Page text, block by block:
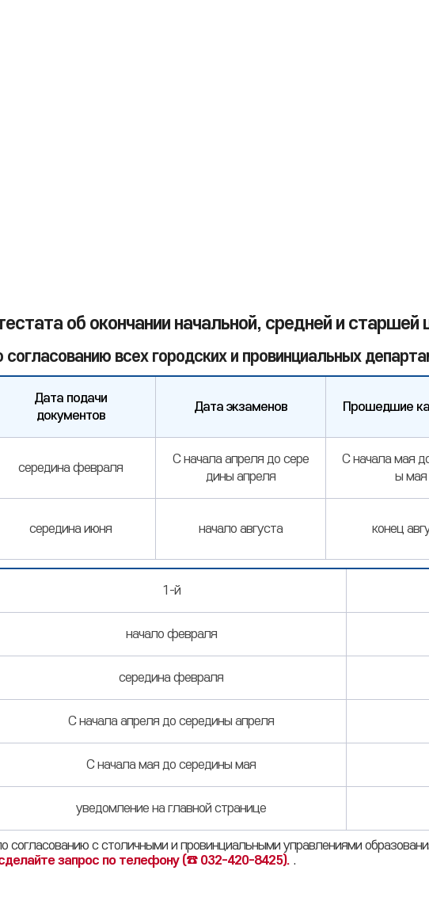
об окончании начальной, средней и
всех городских и провинциальных
Дата подачи
документов
Дата экзаменов Прошедшие
середина февраля
С начала апреля до сере
дины апреля
С начала мая
ы мая
середина июня начало августа конец
1-й
начало февраля
середина февраля
С начала апреля до середины апреля
С начала мая до середины мая
уведомление на главной странице
согласованию с столичными и провинциальными управлениями
запрос по телефону (☎ 032-420-8425). .